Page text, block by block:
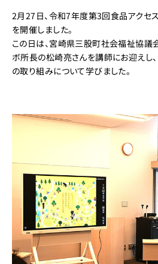
2月27日、令和7年度第3回食品アクセ
を開催しました。
この日は、宮崎県三股町社会福祉協議
ボ所長の松崎亮さんを講師にお迎えし、
の取り組みについて学びました。